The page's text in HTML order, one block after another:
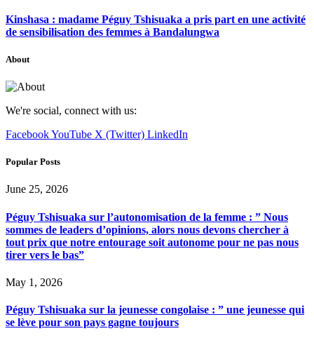
Kinshasa : madame Péguy Tshisuaka a pris part en une activité
de sensibilisation des femmes à Bandalungwa
About
We're social, connect with us:
FacebookYouTube X (Twitter) LinkedIn
Popular Posts
June 25, 2026
Péguy Tshisuaka sur l’autonomisation de la femme : ” Nous
sommes de leaders d’opinions, alors nous devons chercher à
tout prix que notre entourage soit autonome pour ne pas nous
tirer vers le bas”
May 1, 2026
Péguy Tshisuaka sur la jeunesse congolaise : ” une jeunesse qui
se lève pour son pays gagne toujours